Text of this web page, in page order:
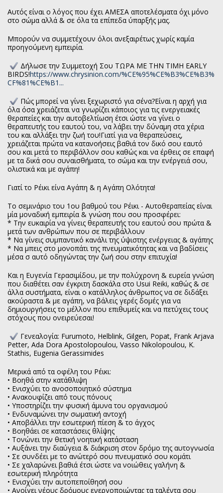
Αυτός είναι ο λόγος που έχει ΑΜΕΣΑ αποτελέσματα όχι μόνο
στο σώμα αλλά & σε όλα τα επίπεδα ύπαρξής μας.
Μπορούν να συμμετέχουν όλοι ανεξαιρέτως χωρίς καμία
προηγούμενη εμπειρία.
Δήλωσε την Συμμετοχή Σου ΤΩΡΑ ΜΕ ΤΗΝ ΤΙΜΗ EARLY
BIRDS!https://www.chrysinion.com/%CE%95%CE%B3%CE%B3%
CF%81%CE%B1...
Πώς μπορεί να γίνει ξεχωριστό για σένα?Είναι η αρχή για
όλα όσα χρειάζεται να γνωρίζει κάποιος για τις ενεργειακές
θεραπείες και την αυτοβελτίωση έτσι ώστε να γίνει ο
θεραπευτής του εαυτού του, να λάβει την δύναμη στα χέρια
του και αλλάξει την ζωή του!Γιατί για να θεραπεύσεις,
χρειάζεται πρώτα να κατανοήσεις βαθιά τον δικό σου εαυτό
σου και μετά το περιβάλλον σου καθώς και να έρθεις σε επαφή
με τα δικά σου συναισθήματα, το σώμα και την ενέργειά σου,
ολιστικά και με αγάπη!
Γιατί το Ρέικι είνα Αγάπη & η Αγάπη Ολότητα!
Το σεμινάριο του 1ου βαθμού του Ρέικι - Αυτοθεραπείας είναι
μία μοναδική εμπειρία & γνώση που σου προσφέρει:
* Την ευκαιρία να γίνεις θεραπευτής του εαυτού σου πρώτα &
μετά των ανθρώπων που σε περιβάλλουν
* Να γίνεις συμπαντικό κανάλι της ύψιστης ενέργειας & αγάπης
* Να μπεις στο μονοπάτι της πνευματικότητας και να βαδίσεις
μέσα σ αυτό οδηγώντας την ζωή σου στην επιτυχία!
Και η Ευγενία Γερασιμίδου, με την πολύχρονη & ευρεία γνώση
που διαθέτει σαν έγκριτη δασκάλα στο Usui Reiki, καθώς & σε
άλλα συστήματα, είναι ο κατάλληλος άνθρωπος να σε διδάξει
ακούραστα & με αγάπη, να βάλεις γερές δομές για να
δημιουργήσεις το μέλλον που επιθυμείς και να πετύχεις τους
στόχους που ονειρεύεσαι!
Γενεαλογία: Furumoto, Helblink, Gilgen, Popat, Frank Arjava
Petter, Ada Dora Apostolopoulou, Vasso Nikolopoulou, K.
Stathis, Eugenia Gerassimides
Μερικά από τα οφέλη του Ρέικι:
• Βοηθά στην κατάθλιψη
• Ενισχύει το ανοσοποιητικό σύστημα
• Ανακουφίζει από τους πόνους
• Υποστηρίζει την φυσική άμυνα του οργανισμού
• Ενδυναμώνει την σωματική αντοχή
• Αποβάλλει την εσωτερική πίεση & το άγχος
• Βοηθάει σε καταστάσεις θλίψης
• Τονώνει την θετική νοητική κατάσταση
• Αυξάνει την διαύγεια & διάκριση στον δρόμο της αυτογνωσία
• Σε συνδέει με το ανώτερό σου πνευματικό σου κομάτι
• Σε χαλαρώνει βαθιά έτσι ώστε να νοιώθεις γαλήνη &
εσωτερική πληρότητα
• Ενισχύει την αυτοπεποίθησή σου
• Ανοίγει νέους δρόμους ενεργοποιώντας τα ταλέντα σου